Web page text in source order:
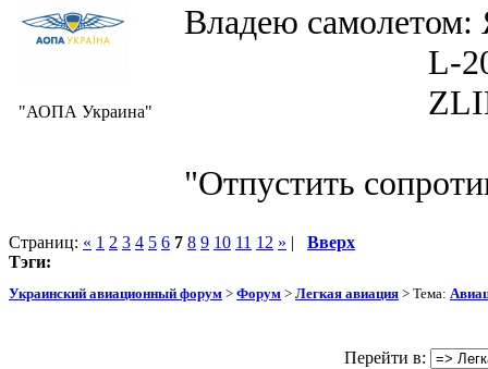
"АОПА Украина"
Владею
L-200D
ZLIN 526
"Отпустить
Страниц: « 1 2 3 4 5 6 7 8 9 10 11 12 » | Вверх
Тэги:
Украинский авиационный форум > Форум > Легкая авиация > Тема:
Перейти в: